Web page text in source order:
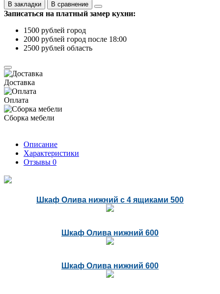
В закладки
В сравнение
Записаться на платный замер кухни:
1500 рублей город
2000 рублей город после 18:00
2500 рублей область
Доставка
Оплата
Сборка мебели
Описание
Характеристики
Отзывы 0
Шкаф Олива нижний с 4 ящиками 500
Шкаф Олива нижний 600
Шкаф Олива нижний 600